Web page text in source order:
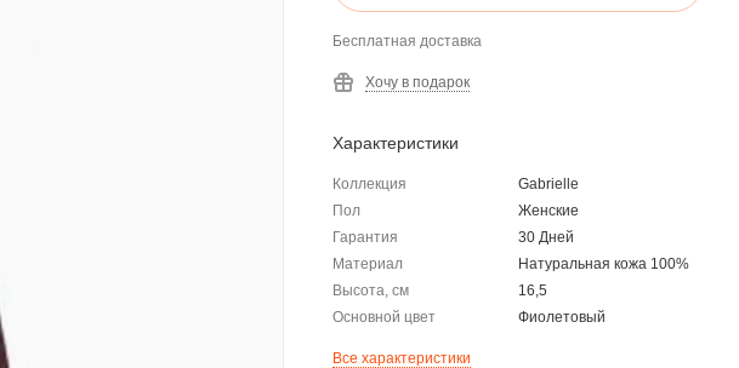
Бесплатная доставка
Хочу в подарок
Характеристики
Коллекция
Gabrielle
Пол
Женские
Гарантия
30 Дней
Материал
Натуральная кожа 100%
Высота, см
16,5
Основной цвет
Фиолетовый
Все характеристики